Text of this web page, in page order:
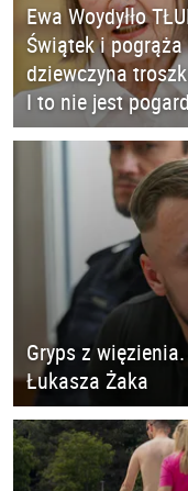
Ewa Woydyłło
Świątek i
dziewczyna
I to nie jest
Gryps z
Łukasza Żaka